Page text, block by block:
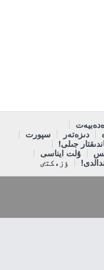
ەدەبيەت
دىزەتەر
سپورت
جىلى!
ۇلت ايناسى
ٶزەكتٸ